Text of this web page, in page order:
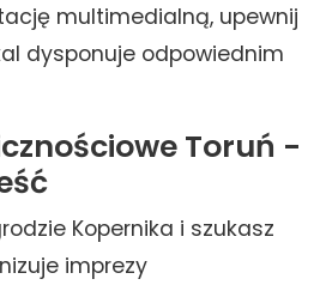
multimedialną, upewnij
dysponuje odpowiednim
Toruń -
Kopernika i szukasz
imprezy